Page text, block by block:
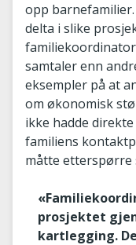
opp
delta i slike
samtaler enn
eksempler på at
om økonomisk
ikke hadde
familiens
måtte etterspørre
prosjektet
kartlegging.